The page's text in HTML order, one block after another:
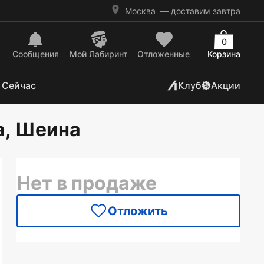
Москва — доставим завтра
Сообщения Mой Лабиринт Отложенные Корзина
0
Клуб Акции
Шеина
Нет в продаже
Отложить